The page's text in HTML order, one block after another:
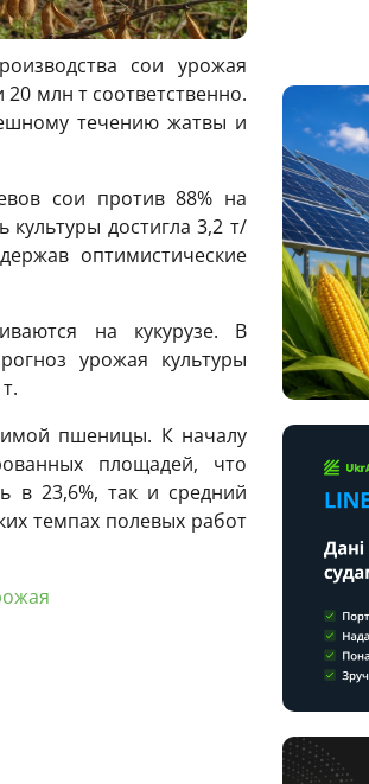
сои урожая
млн т соответственно.
течению жатвы и
сои против 88% на
достигла 3,2 т/
оптимистические
на кукурузе. В
урожая культуры
пшеницы. К началу
площадей, что
в 23,6%, так и средний
темпах полевых работ